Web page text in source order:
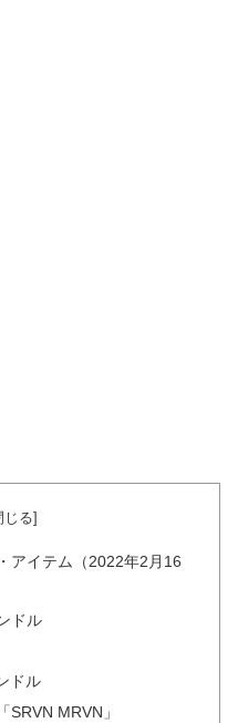
アイテム（2022年2月16
ドル
ドル
MRVN」